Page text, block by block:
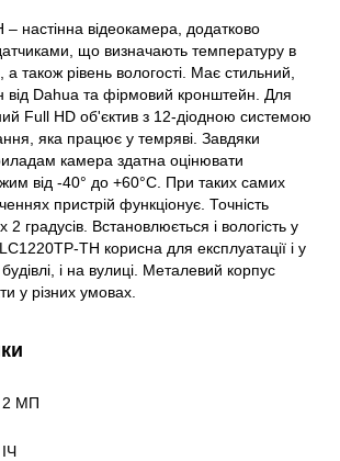
настінна відеокамера, додатково
що визначають температуру в
а також рівень вологості. Має стильний,
від Dahua та фірмовий кронштейн. Для
Full HD об'єктив з 12-діодною системою
яка працює у темряві. Завдяки
камера здатна оцінювати
від -40° до +60°C. При таких самих
пристрій функціонує. Точність
градусів. Встановлюється і вологість у
TH корисна для експлуатації і у
будівлі, і на вулиці. Металевий корпус
у різних умовах.
2 МП
ІЧ